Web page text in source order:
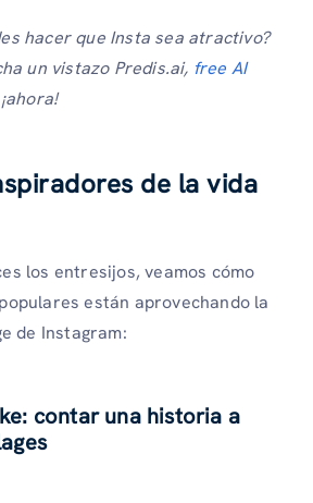
hacer que Insta sea atractivo?
un vistazo Predis.ai, free AI
¡ahora!
de la vida
los entresijos, veamos cómo
están aprovechando la
de Instagram:
contar una historia a